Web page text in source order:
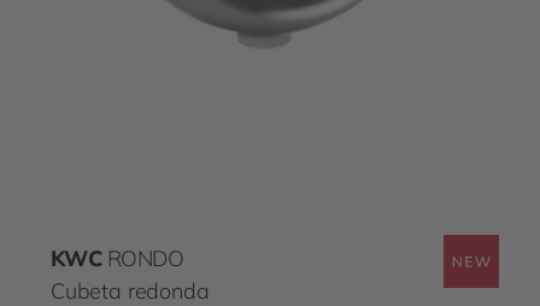
KWC RONDO
Cubeta redonda